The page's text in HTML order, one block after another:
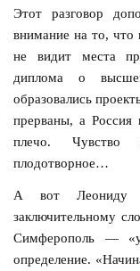
Этот разговор
внимание на то, что
не видит места
диплома о
образовались
прерваны, а Россия
плечо. Чувство
плодотворное…
А вот Леониду
заключительному
Симферополь —
определение.